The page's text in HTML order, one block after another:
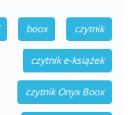
boox czytnik
czytnik e-książek
czytnik Onyx Boox